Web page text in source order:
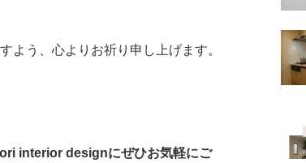
よう、心よりお祈り申し上げます。
interior designにぜひお気軽にご